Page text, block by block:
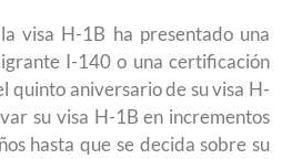
visa H-1B ha presentado una
I-140 o una certificación
quinto aniversario de su visa H-
su visa H-1B en incrementos
hasta que se decida sobre su